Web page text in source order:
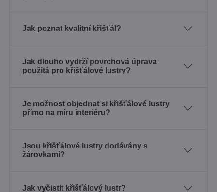
Jak poznat kvalitní křišťál?
Jak dlouho vydrží povrchová úprava
použitá pro křišťálové lustry?
Je možnost objednat si křišťálové lustry
přímo na míru interiéru?
Jsou křišťálové lustry dodávány s
žárovkami?
Jak vyčistit křišťálový lustr?